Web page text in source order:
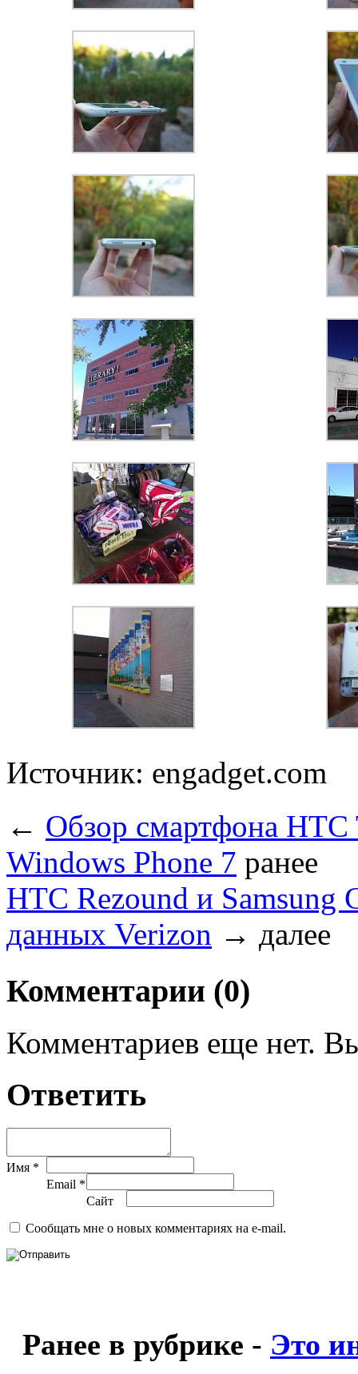
Источник: engadget.com
← Обзор смартфона HTC
Windows Phone 7 ранее
HTC Rezound и Samsung
данных Verizon → далее
Комментарии (0)
Комментариев еще нет.
Ответить
Имя *
Email *
Сайт
Сообщать мне о новых комментариях на e-mail.
Ранее в рубрике - Это